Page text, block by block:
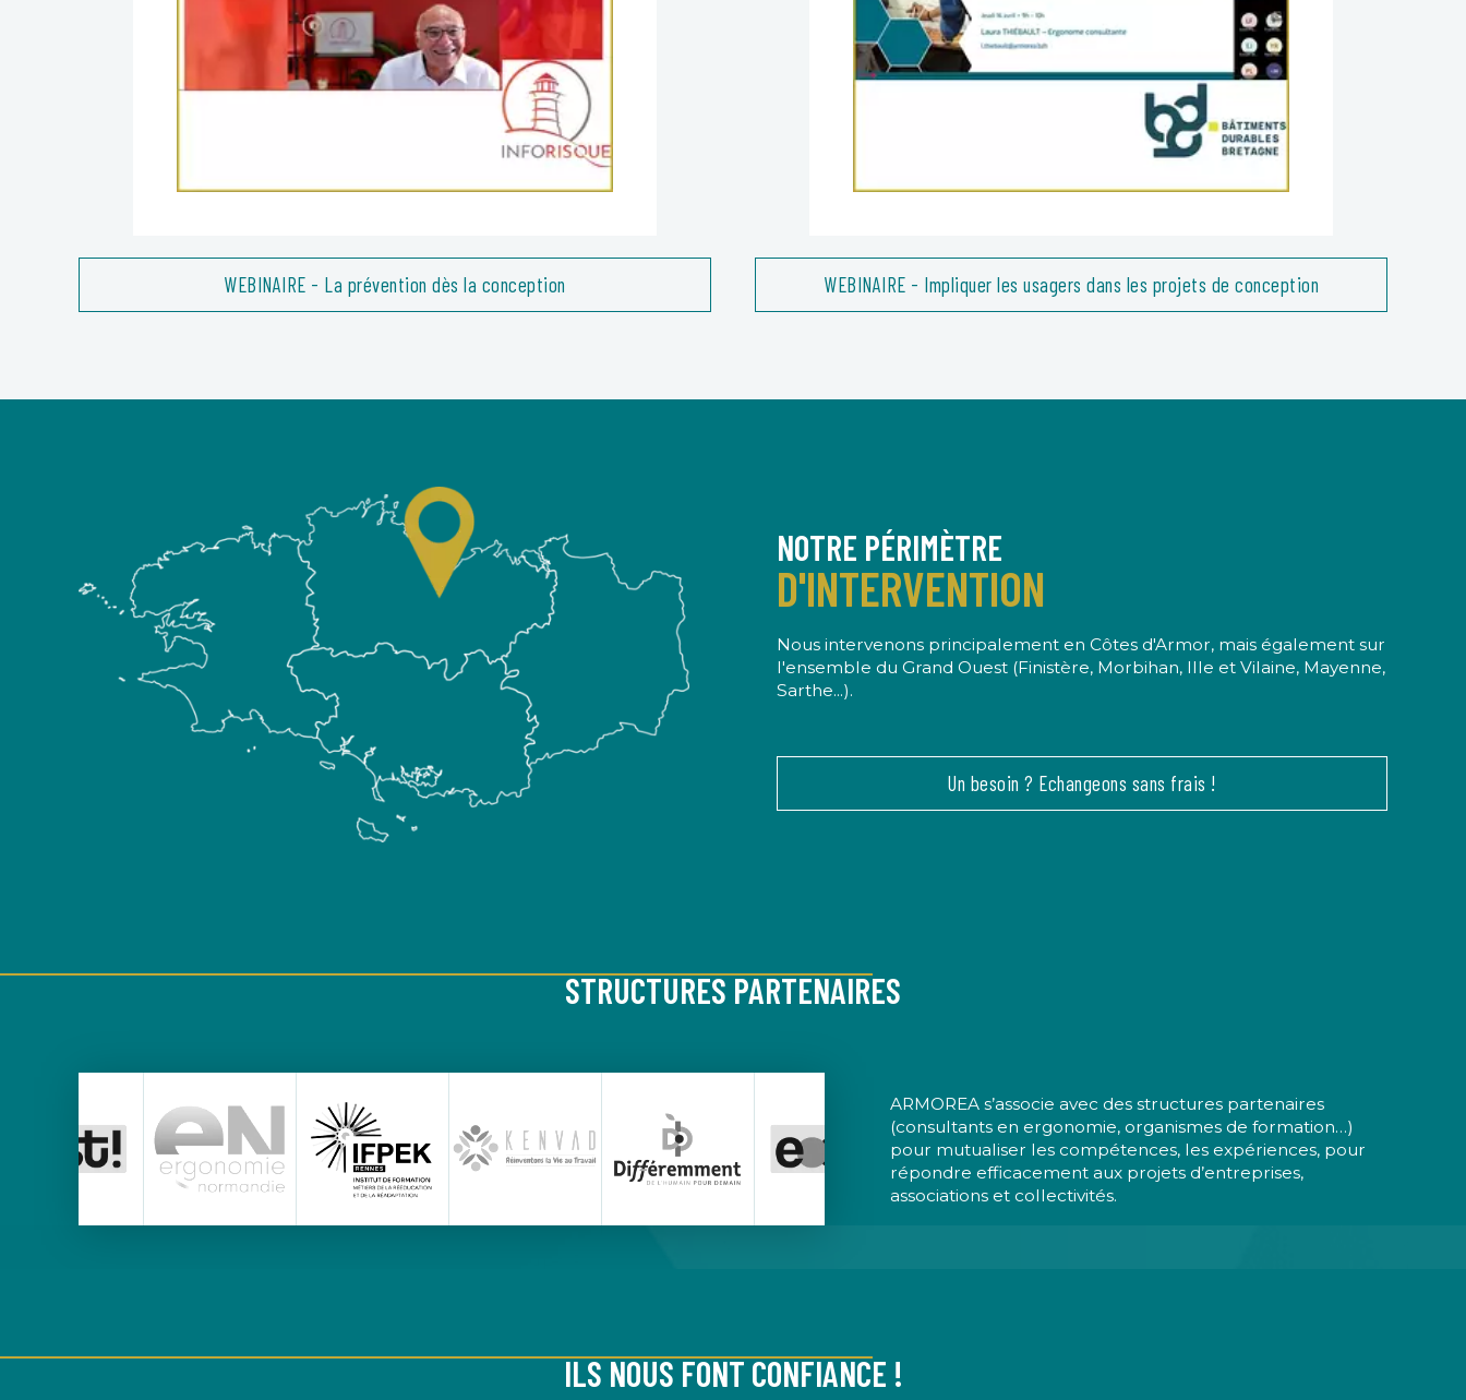
WEBINAIRE - La prévention dès la conception WEBINAIRE - Impliquer les usagers dans les projets de conception
NOTRE PÉRIMÈTRE
D'INTERVENTION
Nous intervenons principalement en Côtes d'Armor, mais également sur
l'ensemble du Grand Ouest (Finistère, Morbihan, Ille et Vilaine, Mayenne,
Sarthe...).
Un besoin ? Echangeons sans frais !
STRUCTURES PARTENAIRES
ARMOREA s’associe avec des structures partenaires
(consultants en ergonomie, organismes de formation…)
pour mutualiser les compétences, les expériences, pour
répondre efficacement aux projets d’entreprises,
associations et collectivités.
ILS NOUS FONT CONFIANCE !